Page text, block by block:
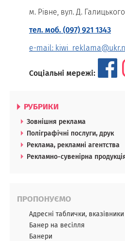
м. Рівне, вул. Д.
тел. моб. (097) 921 1343
e-mail:
Соціальні мережі:
РУБРИКИ
Зовнішня реклама
Поліграфічні послуги, друк
Реклама, рекламні агентства
Рекламно-сувенірна
ПРОПОНУЄМО
Адресні таблички, вказівники
Банер на весілля
Банери